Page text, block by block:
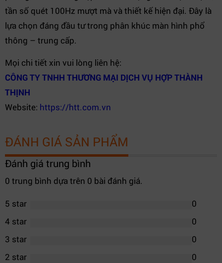
tần số quét 100Hz mượt mà và thiết kế hiện đại. Đây là
lựa chọn đáng đầu tư trong phân khúc màn hình phổ
thông – trung cấp.
Mọi chi tiết xin vui lòng liên hệ:
CÔNG TY TNHH THƯƠNG MẠI DỊCH VỤ HỢP THÀNH
THỊNH
Website: https://htt.com.vn
ĐÁNH GIÁ SẢN PHẨM
Đánh giá trung bình
0 trung bình dựa trên 0 bài đánh giá.
5 star
0
4 star
0
3 star
0
2 star
0